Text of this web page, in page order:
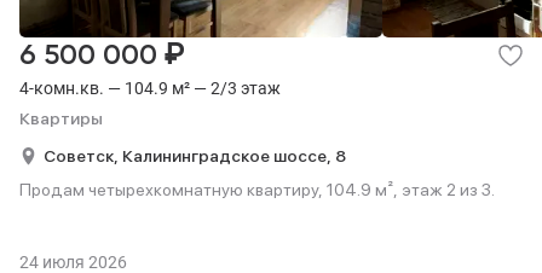
4-комн.кв. — 104.9 м² — 2/3 этаж
Квартиры
6 500 000 ₽
Советск, Калининградское шоссе, 8
Продам четырехкомнатную квартиру, 104.9 м², этаж 2 из 3.
24 июля 2026